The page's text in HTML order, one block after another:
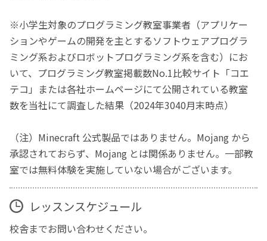
※小学生対象のプログラミング教室事業者（アプリケー
ションやゲームの開発を主とするソフトウェアプログラ
ミング系およびロボットプログラミング系を含む）にお
いて、プログラミング教室掲載数No.1比較サイト「コエ
テコ」または各社ホームページにて公開されている教室
数を当社にて調査した結果（2024年3040月末時点）
（注）Minecraft 公式製品ではありません。Mojang から
承認されておらず、Mojang とは関係ありません。一部教
室では無料体験を実施していない場合がございます。
レッスンスケジュール
校舎までお問い合わせください。